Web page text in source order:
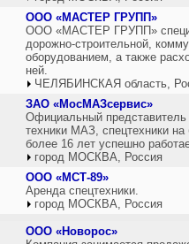
ООО «МАСТЕР ГРУПП»
ООО «МАСТЕР ГРУПП»
дорожно-строительной,
оборудованием, а также
ней.
ЧЕЛЯБИНСКАЯ область,
ЗАО «МосМАЗсервис»
Официальный представитель
техники МАЗ, спецтехники
более 16 лет успешно
город МОСКВА, Россия
ООО «МСТ-89»
Аренда спецтехники.
город МОСКВА, Россия
ООО «Новорос»